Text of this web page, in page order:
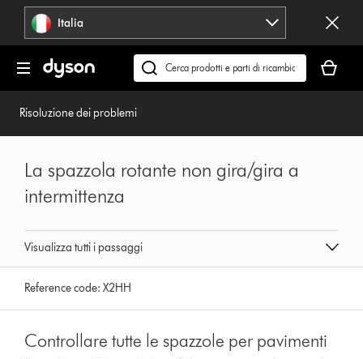
navigazione Italia
Cerca
su
carrello
è
Risoluzione dei problemi
Visualizza tutti i passaggi
La spazzola rotante non gira/gira a
intermittenza
Reference code:X2HH
Controllare tutte le spazzole per pavimenti